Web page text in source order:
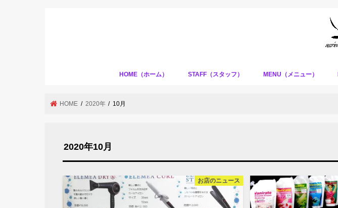
HOME（ホーム） STAFF（スタッフ） MENU（メニュー）
HOME 2020年 10月
2020年10月
お店のニュース